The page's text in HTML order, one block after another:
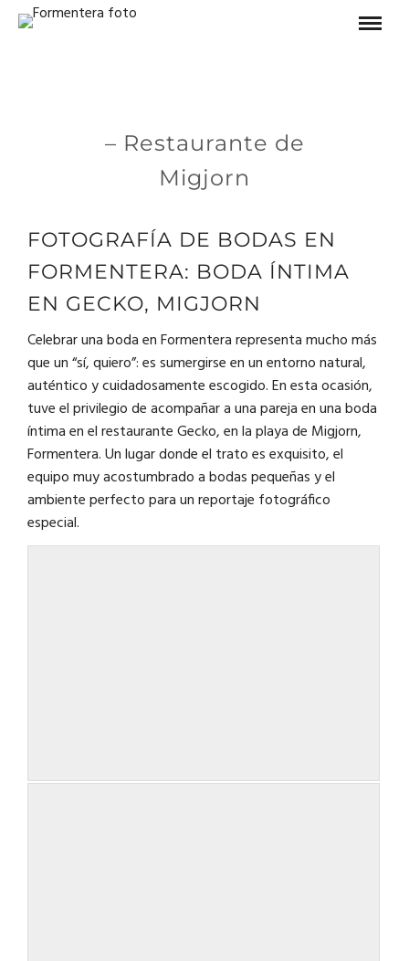
– Restaurante de
Migjorn
FOTOGRAFÍA DE BODAS EN
FORMENTERA: BODA ÍNTIMA
EN GECKO, MIGJORN
Celebrar una boda en Formentera representa mucho más
que un “sí, quiero”: es sumergirse en un entorno natural,
auténtico y cuidadosamente escogido. En esta ocasión,
tuve el privilegio de acompañar a una pareja en una boda
íntima en el restaurante Gecko, en la playa de Migjorn,
Formentera. Un lugar donde el trato es exquisito, el
equipo muy acostumbrado a bodas pequeñas y el
ambiente perfecto para un reportaje fotográfico
especial.